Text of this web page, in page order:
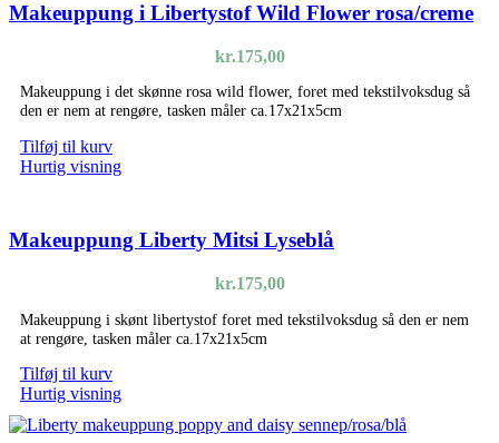
Makeuppung i Libertystof Wild Flower rosa/creme
kr.175,00
Makeuppung i det skønne rosa wild flower, foret med tekstilvoksdug så
den er nem at rengøre, tasken måler ca.17x21x5cm
Tilføj til kurv
Hurtig visning
Makeuppung Liberty Mitsi Lyseblå
kr.175,00
Makeuppung i skønt libertystof foret med tekstilvoksdug så den er nem
at rengøre, tasken måler ca.17x21x5cm
Tilføj til kurv
Hurtig visning